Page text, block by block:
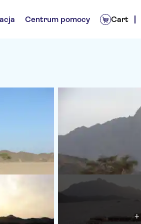
Centrum pomocy Cart